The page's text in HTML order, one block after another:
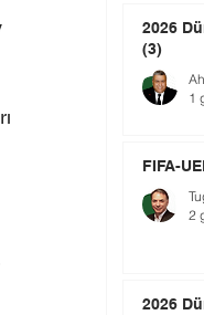
2026
(3)
1
FIFA-
2
2026